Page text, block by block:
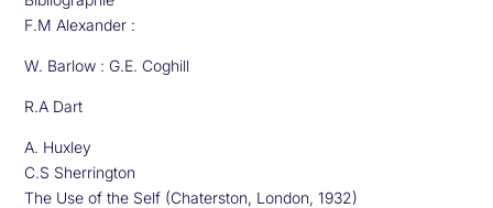
F.M Alexander :
W. Barlow : G.E. Coghill
R.A Dart
A. Huxley
C.S Sherrington
The Use of the Self (Chaterston, London, 1932)